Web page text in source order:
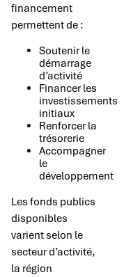
financement
permettent de :
Soutenir le
démarrage
d’activité
Financer les
investissements
initiaux
Renforcer la
trésorerie
Accompagner
le
développement
Les fonds publics
disponibles
varient selon le
secteur d’activité,
la région